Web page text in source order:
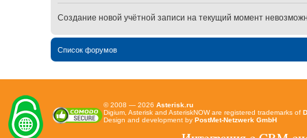
Создание новой учётной записи на текущий момент
Список форумов
© 2008 — 2026 Asterisk.ru
Digium, Asterisk and AsteriskNOW are registered trademarks of
Design and development by PostMet-Netzwerk GmbH